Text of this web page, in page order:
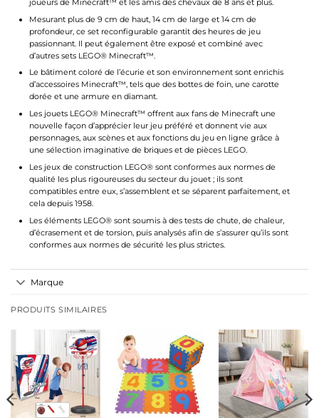
joueurs de Minecraft™ et les amis des chevaux de 8 ans et plus.
Mesurant plus de 9 cm de haut, 14 cm de large et 14 cm de
profondeur, ce set reconfigurable garantit des heures de jeu
passionnant. Il peut également être exposé et combiné avec
d’autres sets LEGO® Minecraft™.
Le bâtiment coloré de l’écurie et son environnement sont enrichis
d’accessoires Minecraft™, tels que des bottes de foin, une carotte
dorée et une armure en diamant.
Les jouets LEGO® Minecraft™ offrent aux fans de Minecraft une
nouvelle façon d’apprécier leur jeu préféré et donnent vie aux
personnages, aux scènes et aux fonctions du jeu en ligne grâce à
une sélection imaginative de briques et de pièces LEGO.
Les jeux de construction LEGO® sont conformes aux normes de
qualité les plus rigoureuses du secteur du jouet ; ils sont
compatibles entre eux, s’assemblent et se séparent parfaitement, et
cela depuis 1958.
Les éléments LEGO® sont soumis à des tests de chute, de chaleur,
d’écrasement et de torsion, puis analysés afin de s’assurer qu’ils sont
conformes aux normes de sécurité les plus strictes.
Marque
PRODUITS SIMILAIRES